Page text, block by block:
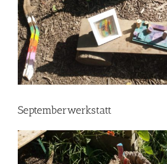
Septemberwerkstatt